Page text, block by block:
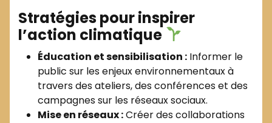
Stratégies pour inspirer
l’action climatique
Éducation et sensibilisation : Informer le
public sur les enjeux environnementaux à
travers des ateliers, des conférences et des
campagnes sur les réseaux sociaux.
Mise en réseaux :Créer des collaborations